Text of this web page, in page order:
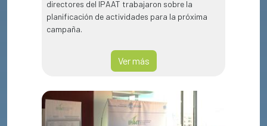
directores del IPAAT trabajaron sobre la
planificación de actividades para la próxima
campaña.
Ver más